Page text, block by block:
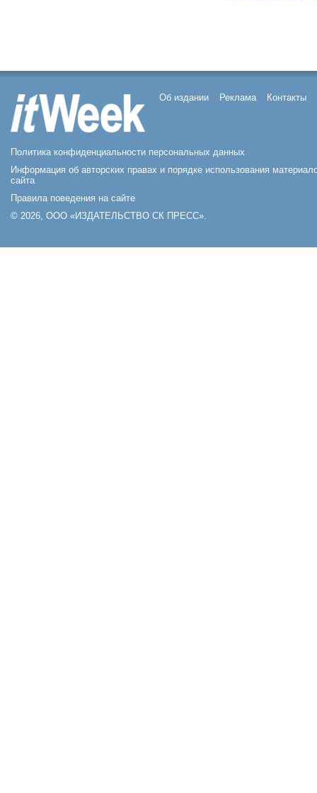
Об издании Реклама Контакты
Политика конфиденциальности персональных данных
Информация об авторских правах и порядке использования
сайта
Правила поведения на сайте
© 2026, ООО «ИЗДАТЕЛЬСТВО СК ПРЕСС».